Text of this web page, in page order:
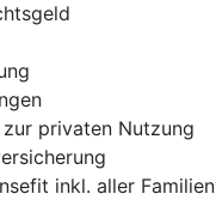
privaten Nutzung
inkl. aller